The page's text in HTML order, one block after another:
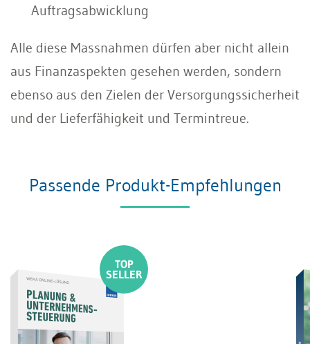
Auftragsabwicklung
Alle diese Massnahmen dürfen aber nicht allein
aus Finanzaspekten gesehen werden, sondern
ebenso aus den Zielen der Versorgungssicherheit
und der Lieferfähigkeit und Termintreue.
Passende Produkt-Empfehlungen